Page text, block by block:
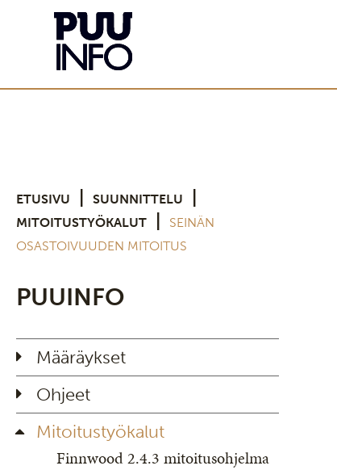
ETUSIVU SUUNNITTELU
MITOITUSTYÖKALUT
SEINÄN
OSASTOIVUUDEN MITOITUS
PUUINFO
Määräykset
Ohjeet
Mitoitustyökalut
Finnwood 2.4.3 mitoitusohjelma